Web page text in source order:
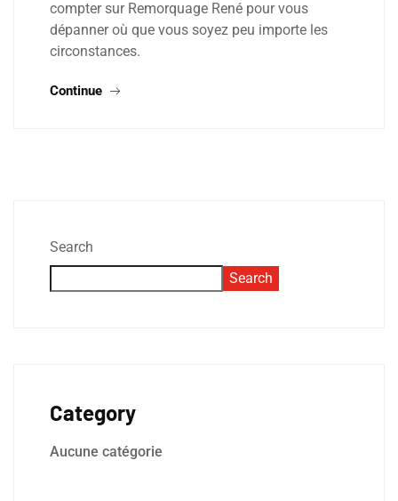
compter sur Remorquage René pour vous
dépanner où que vous soyez peu importe les
circonstances.
Continue
Search
Search
Category
Aucune catégorie